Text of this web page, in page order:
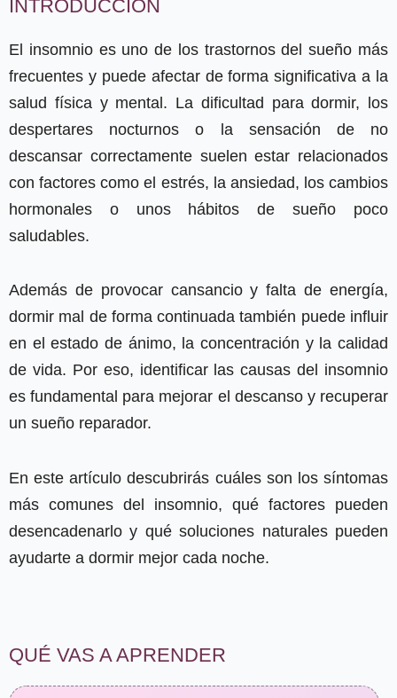
INTRODUCCIÓN
El insomnio es uno de los trastornos del sueño más
frecuentes y puede afectar de forma significativa a la
salud física y mental. La dificultad para dormir, los
despertares nocturnos o la sensación de no
descansar correctamente suelen estar relacionados
con factores como el estrés, la ansiedad, los cambios
hormonales o unos hábitos de sueño poco
saludables.
Además de provocar cansancio y falta de energía,
dormir mal de forma continuada también puede influir
en el estado de ánimo, la concentración y la calidad
de vida. Por eso, identificar las causas del insomnio
es fundamental para mejorar el descanso y recuperar
un sueño reparador.
En este artículo descubrirás cuáles son los síntomas
más comunes del insomnio, qué factores pueden
desencadenarlo y qué soluciones naturales pueden
ayudarte a dormir mejor cada noche.
QUÉ VAS A APRENDER